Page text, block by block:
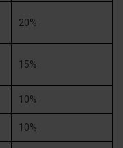
20%
15%
10%
10%